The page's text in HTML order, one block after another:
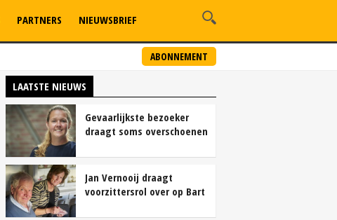
ABONNEMENT
PARTNERS NIEUWSBRIEF
LAATSTE NIEUWS
Gevaarlijkste bezoeker
draagt soms overschoenen
Jan Vernooij draagt
voorzittersrol over op Bart